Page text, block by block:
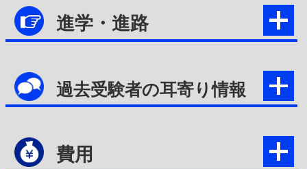
進学・進路
過去受験者の耳寄り情報
費用